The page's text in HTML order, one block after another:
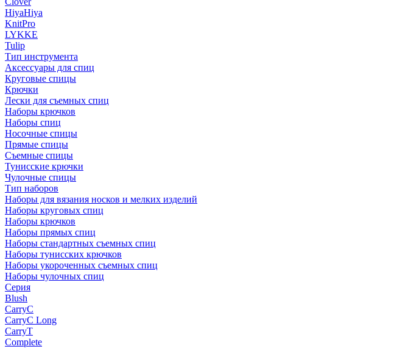
HiyaHiya
KnitPro
LYKKE
Tulip
Тип инструмента
Аксессуары для спиц
Круговые спицы
Крючки
Лески для съемных спиц
Наборы крючков
Наборы спиц
Носочные спицы
Прямые спицы
Съемные спицы
Тунисские крючки
Чулочные спицы
Тип наборов
Наборы для вязания носков и мелких изделий
Наборы круговых спиц
Наборы крючков
Наборы прямых спиц
Наборы стандартных съемных спиц
Наборы тунисских крючков
Наборы укороченных съемных спиц
Наборы чулочных спиц
Серия
Blush
CarryC
CarryC Long
CarryT
Complete